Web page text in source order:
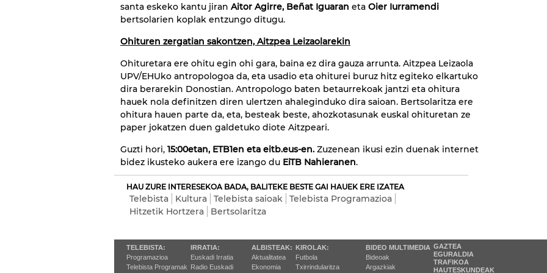
santa eskeko kantu jiran Aitor Agirre, Beñat Iguaran eta Oier Iurramendi
bertsolarien koplak entzungo ditugu.
Ohituren zergatian sakontzen, Aitzpea Leizaolarekin
Ohituretara ere ohitu egin ohi gara, baina ez dira gauza arrunta. Aitzpea Leizaola
UPV/EHUko antropologoa da, eta usadio eta ohiturei buruz hitz egiteko elkartuko
dira berarekin Donostian. Antropologo baten betaurrekoak jantzi eta ohitura
hauek nola definitzen diren ulertzen ahaleginduko dira saioan. Bertsolaritza ere
ohitura hauen parte da, eta, besteak beste, ahozkotasunak euskal ohituretan ze
paper jokatzen duen galdetuko diote Aitzpeari.
Guzti hori, 15:00etan, ETB1en eta eitb.eus-en. Zuzenean ikusi ezin duenak internet
bidez ikusteko aukera ere izango du EiTB Nahieranen.
HAU ZURE INTERESEKOA BADA, BALITEKE BESTE GAI HAUEK ERE IZATEA
Telebista Kultura Telebista saioak
Telebista Programazioa
Hitzetik Hortzera
Bertsolaritza
TELEBISTA:
Programazioa
Telebista Programak
IRRATIA:
Euskadi Irratia
Radio Euskadi
ALBISTEAK:
Aktualitatea
Ekonomia
KIROLAK:
Futbola
Txirrindularitza
BIDEO MULTIMEDIA
Bideoak
Argazkiak
GAZTEA
EGURALDIA
TRAFIKOA
HAUTESKUNDEAK